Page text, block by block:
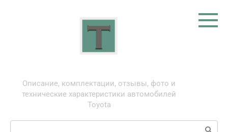
Описание, комплектации, отзывы, фото и
технические характеристики автомобилей
Toyota
Поиск: